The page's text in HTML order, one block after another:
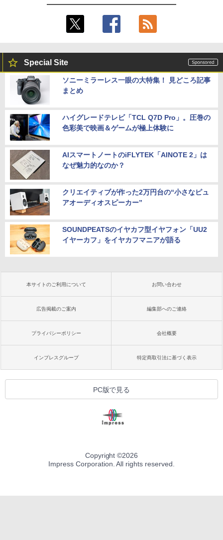
Special Site
ソニーミラーレス一眼の大特集！ 見どころ記事
まとめ
ハイグレードテレビ「TCL Q7D Pro」。圧巻の
色彩美で映画＆ゲームが極上体験に
AIスマートノートのiFLYTEK「AINOTE 2」は
なぜ魅力的なのか？
クリエイティブが作った2万円台の“小さなピュ
アオーディオスピーカー”
SOUNDPEATSのイヤカフ型イヤフォン「UU2
イヤーカフ」をイヤカフマニアが語る
本サイトのご利用について お問い合わせ
広告掲載のご案内 編集部へのご連絡
プライバシーポリシー 会社概要
インプレスグループ 特定商取引法に基づく表示
PC版で見る
Copyright ©2026
Impress Corporation. All rights reserved.